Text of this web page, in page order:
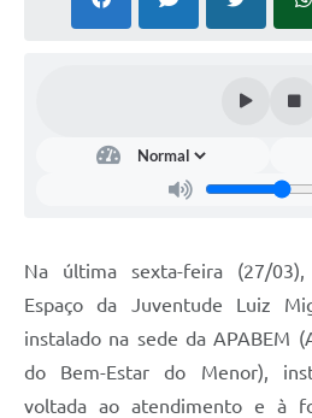
Na última sexta-feira (27/
Espaço da Juventude Luiz
instalado na sede da APABEM
do Bem-Estar do Menor),
voltada ao atendimento e à